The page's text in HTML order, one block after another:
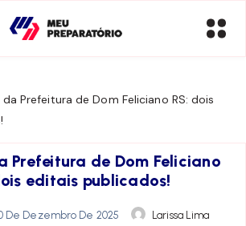
Prefeitura de Dom Feliciano RS: dois
Prefeitura de Dom Feliciano
editais publicados!
De Dezembro De 2025
Larissa Lima